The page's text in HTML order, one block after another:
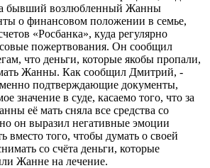
бывший возлюбленный Жанны
о финансовом положении в семье,
«Росбанка», куда регулярно
пожертвования. Он сообщил
что деньги, которые якобы пропали,
Жанны. Как сообщил Дмитрий, -
подтверждающие документы,
значение в суде, касаемо того, что за
её мать сняла все средства со
он выразил негативные эмоции
вместо того, чтобы думать о своей
со счёта деньги, которые
Жанне на лечение.